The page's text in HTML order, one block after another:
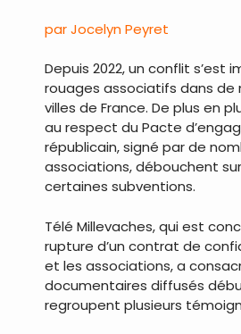
par Jocelyn Peyret
Depuis 2022, un conflit s’est
rouages associatifs dans de
villes de France. De plus en
au respect du Pacte
républicain, signé par de
associations, débouchent
certaines subventions.
Télé Millevaches, qui est
rupture d’un contrat de
et les associations, a
documentaires diffusés
regroupent plusieurs